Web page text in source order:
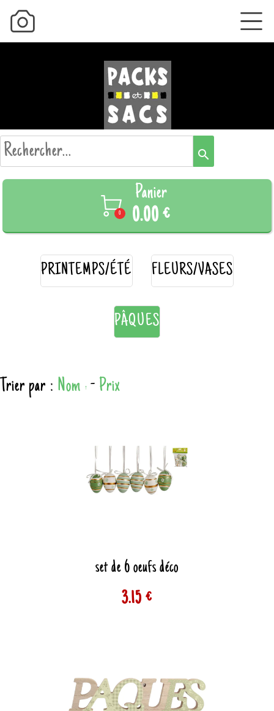
search

0
Panier
0.00 €
PRINTEMPS/ÉTÉ FLEURS/VASES
PÂQUES
Trier par : Nom - Prix
set de 6 oeufs déco
3.15 €